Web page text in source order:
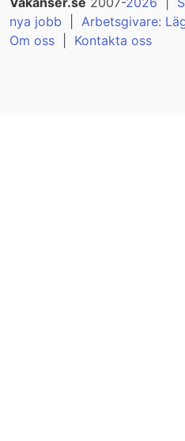
nya jobb
Arbetsgivare:
Om oss
Kontakta oss